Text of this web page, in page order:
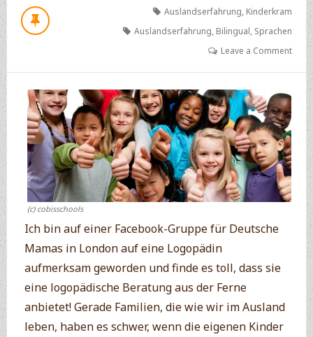
Auslandserfahrung, Kinderkram
Auslandserfahrung, Bilingual, Sprachen
Leave a Comment
(c) cobisschools
Ich bin auf einer Facebook-Gruppe für Deutsche
Mamas in London auf eine Logopädin
aufmerksam geworden und finde es toll, dass sie
eine logopädische Beratung aus der Ferne
anbietet! Gerade Familien, die wie wir im Ausland
leben, haben es schwer, wenn die eigenen Kinder